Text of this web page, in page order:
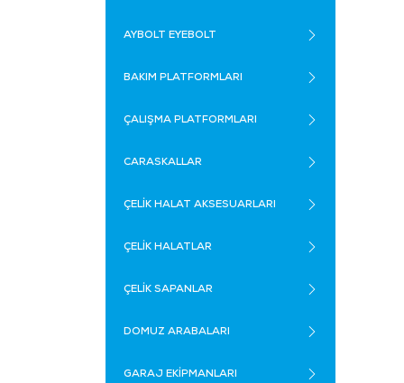
AYBOLT EYEBOLT
BAKIM PLATFORMLARI
ÇALIŞMA PLATFORMLARI
CARASKALLAR
ÇELİK HALAT AKSESUARLARI
ÇELİK HALATLAR
ÇELİK SAPANLAR
DOMUZ ARABALARI
GARAJ EKİPMANLARI